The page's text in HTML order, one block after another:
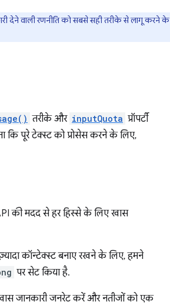
देने वाली रणनीति को सबसे सही तरीके से लागू करने के
तरीके और inputQuota प्रॉपर्टी
कि पूरे टेक्स्ट को प्रोसेस करने के लिए,
की मदद से हर हिस्से के लिए खास
कॉन्टेक्स्ट बनाए रखने के लिए, हमने
पर सेट किया है.
जानकारी जनरेट करें और नतीजों को एक